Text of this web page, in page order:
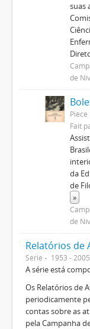
suas
de
Pièce
Fait
da
de
»
de
Relatórios de
Série 1953 - 2005
A série está
Os Relatórios de
periodicamente
contas sobre as
pela Campanha